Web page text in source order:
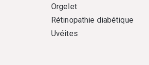
Orgelet
Rétinopathie diabétique
Uvéites